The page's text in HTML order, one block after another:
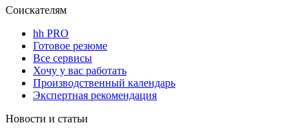
Соискателям
hh PRO
Готовое резюме
Все сервисы
Хочу у вас работать
Производственный календарь
Экспертная рекомендация
Новости и статьи